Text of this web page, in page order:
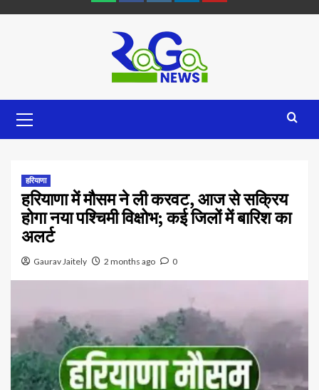
हरियाणा
हरियाणा में मौसम ने ली करवट, आज से सक्रिय
होगा नया पश्चिमी विक्षोभ; कई जिलों में बारिश का
अलर्ट
Gaurav Jaitely 2 months ago 0